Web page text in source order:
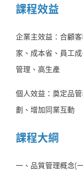
課程效益
企業主效益：合顧
家、成本省、員工
管理、高生產
個人效益：奠定品
劃、增加同業互動
課程大綱
一、品質管理概念(